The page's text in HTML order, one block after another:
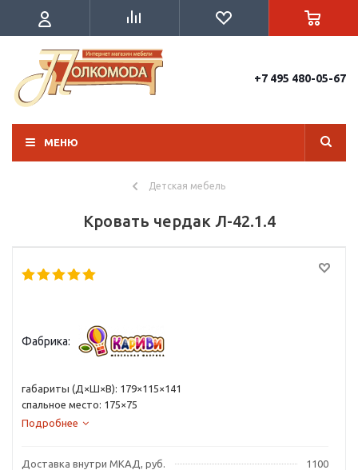
+7 495 480-05-67
МЕНЮ
Детская мебель
Кровать чердак Л-42.1.4
Фабрика:
габариты (Д×Ш×В): 179×115×141
спальное место: 175×75
Подробнее
Доставка внутри МКАД, руб.
1100